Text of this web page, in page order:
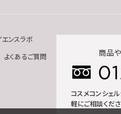
エンスラボ
よくあるご質問 商品
コスメコンシェ
軽にご相談くださ